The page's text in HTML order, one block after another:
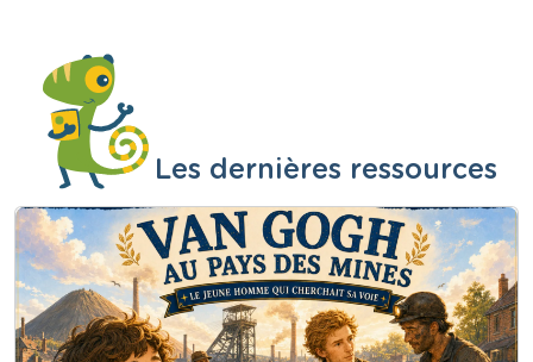
Les dernières ressources